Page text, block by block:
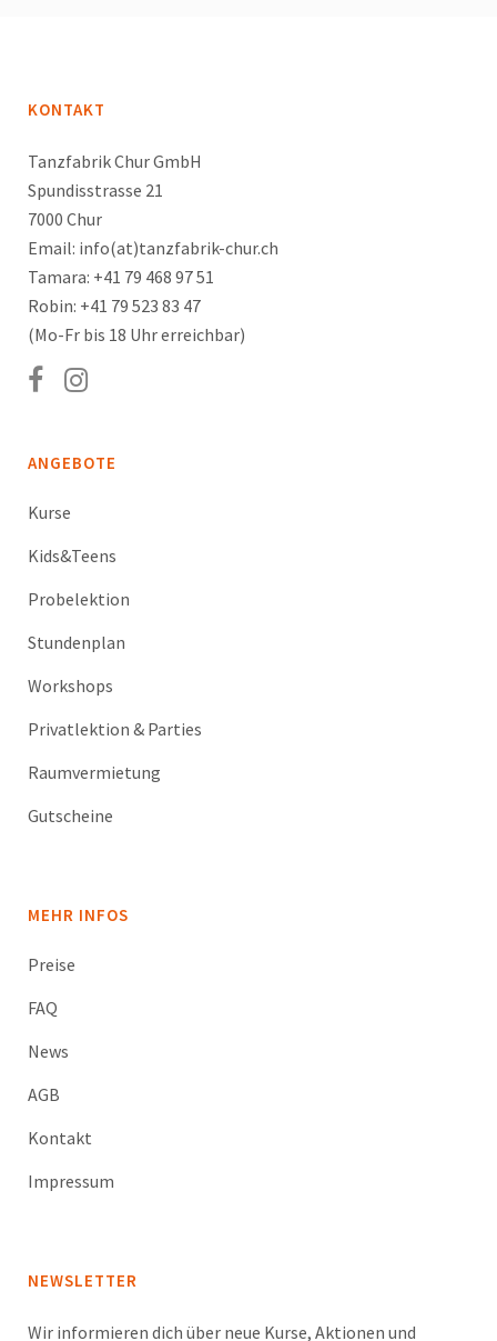
KONTAKT
Tanzfabrik Chur GmbH
Spundisstrasse 21
7000 Chur
Email: info(at)tanzfabrik-chur.ch
Tamara: +41 79 468 97 51
Robin: +41 79 523 83 47
(Mo-Fr bis 18 Uhr erreichbar)
ANGEBOTE
Kurse
Kids&Teens
Probelektion
Stundenplan
Workshops
Privatlektion & Parties
Raumvermietung
Gutscheine
MEHR INFOS
Preise
FAQ
News
AGB
Kontakt
Impressum
NEWSLETTER
Wir informieren dich über neue Kurse, Aktionen und